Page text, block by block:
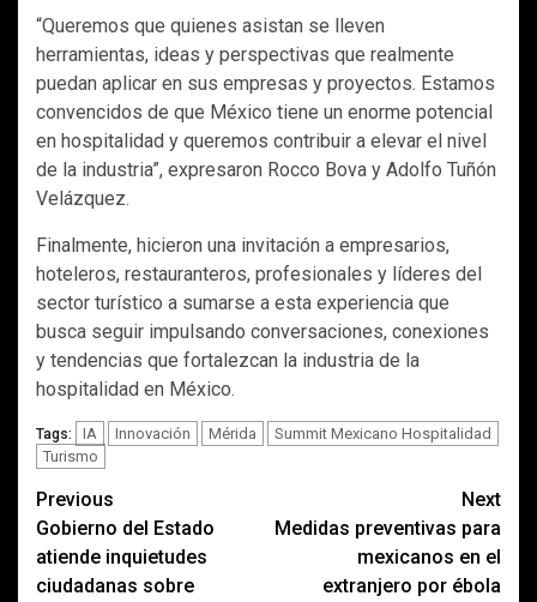
“Queremos que quienes asistan se lleven
herramientas, ideas y perspectivas que realmente
puedan aplicar en sus empresas y proyectos. Estamos
convencidos de que México tiene un enorme potencial
en hospitalidad y queremos contribuir a elevar el nivel
de la industria”, expresaron Rocco Bova y Adolfo Tuñón
Velázquez.
Finalmente, hicieron una invitación a empresarios,
hoteleros, restauranteros, profesionales y líderes del
sector turístico a sumarse a esta experiencia que
busca seguir impulsando conversaciones, conexiones
y tendencias que fortalezcan la industria de la
hospitalidad en México.
Tags: IA Innovación Mérida
Summit Mexicano Hospitalidad
Turismo
Post
navigation
Previous
Gobierno del Estado
atiende inquietudes
ciudadanas sobre
Next
Medidas preventivas para
mexicanos en el
extranjero por ébola